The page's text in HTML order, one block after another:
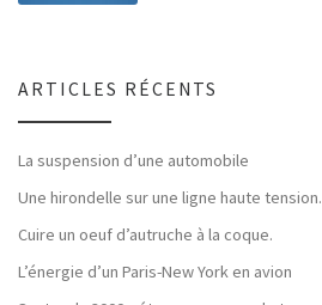
ARTICLES RÉCENTS
La suspension d’une automobile
Une hirondelle sur une ligne haute tension.
Cuire un oeuf d’autruche à la coque.
L’énergie d’un Paris-New York en avion